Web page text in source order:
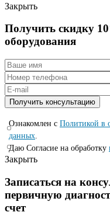
Закрыть
Получить скидку
оборудования
Ознакомлен с Политикой в
данных
Даю Согласие на обработку
Закрыть
Записаться на
первичную
счет